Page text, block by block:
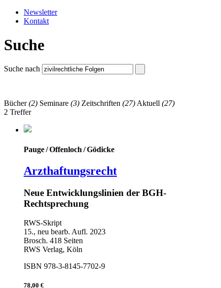
Newsletter
Kontakt
Suche
Suche nach
Bücher(2) Seminare (3) Zeitschriften (27)Aktuell (27)
2 Treffer
Pauge / Offenloch / Gödicke
Arzthaftungsrecht
Neue Entwicklungslinien der BGH-
Rechtsprechung
RWS-Skript
15., neu bearb. Aufl. 2023
Brosch. 418 Seiten
RWS Verlag, Köln
ISBN 978-3-8145-7702-9
78,00 €